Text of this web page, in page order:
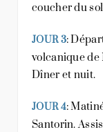
coucher du
JOUR 3:
volcanique de
Dîner et nuit.
JOUR 4:
Santorin.